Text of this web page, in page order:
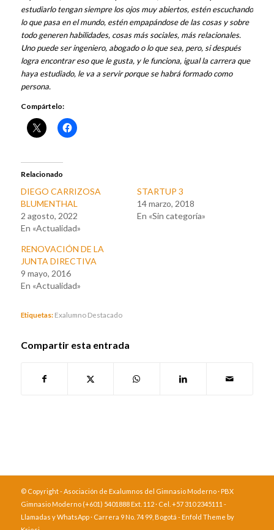
estudiarlo tengan siempre los ojos muy abiertos, estén escuchando
lo que pasa en el mundo, estén empapándose de las cosas y sobre
todo generen habilidades, cosas más sociales, más relacionales.
Uno puede ser ingeniero, abogado o lo que sea, pero, si después
logra encontrar eso que le gusta, y le funciona, igual la carrera que
haya estudiado, le va a servir porque se habrá formado como
persona.
Compártelo:
Relacionado
DIEGO CARRIZOSA
BLUMENTHAL
2 agosto, 2022
En «Actualidad»
STARTUP 3
14 marzo, 2018
En «Sin categoría»
RENOVACIÓN DE LA
JUNTA DIRECTIVA
9 mayo, 2016
En «Actualidad»
Etiquetas: Exalumno Destacado
Compartir esta entrada
© Copyright - Asociación de Exalumnos del Gimnasio Moderno · PBX
Gimnasio Moderno (+601) 5401888 Ext. 112 · Cel. +57 310 2345111 -
Llamadas y WhatsApp · Carrera 9 No. 74 99, Bogotá - Enfold Theme by